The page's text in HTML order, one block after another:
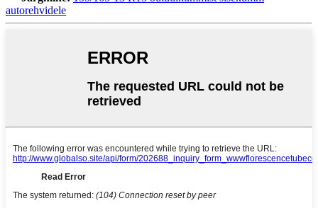
autorehvidele